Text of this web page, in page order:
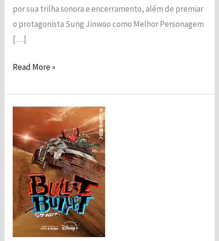
por sua trilha sonora e encerramento, além de premiar
o protagonista Sung Jinwoo como Melhor Personagem
[…]
Read More »
Bullet/Bullet:
Novo
Anime
do
Diretor
de
Jujutsu
Kaisen
Chega
base em
como o site é